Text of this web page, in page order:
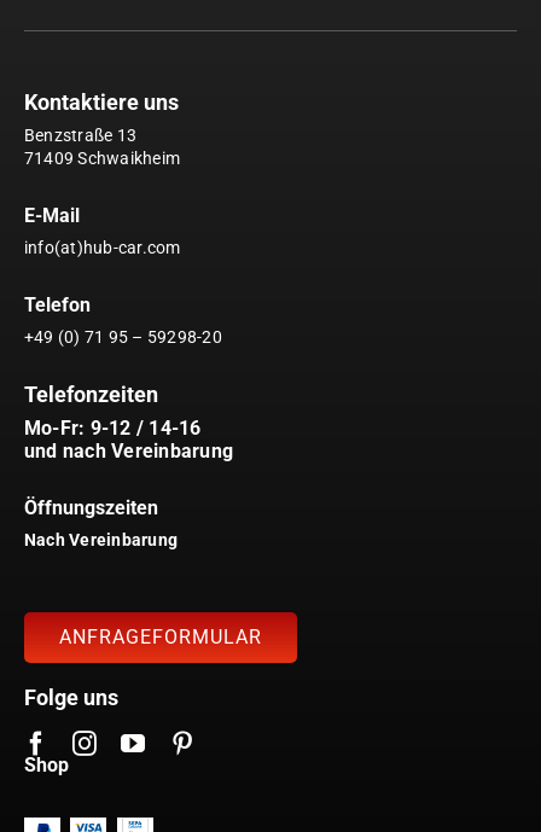
Kontaktiere uns
Benzstraße 13
71409 Schwaikheim
E-Mail
info(at)hub-car.com
Telefon
+49 (0) 71 95 – 59298-20
Telefonzeiten
Mo-Fr: 9-12 / 14-16
und nach Vereinbarung
Öffnungszeiten
Nach Vereinbarung
ANFRAGEFORMULAR
Folge uns
Shop